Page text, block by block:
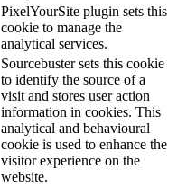
PixelYourSite plugin sets this
cookie to manage the
analytical services.
Sourcebuster sets this cookie
to identify the source of a
visit and stores user action
information in cookies. This
analytical and behavioural
cookie is used to enhance the
visitor experience on the
website.